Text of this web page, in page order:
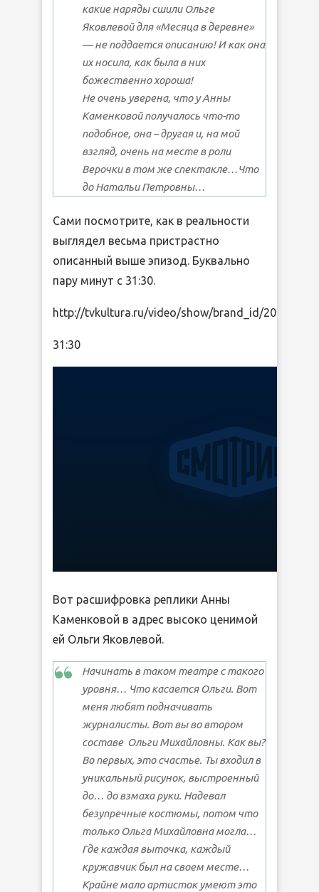
какие наряды сшили Ольге
Яковлевой для «Месяца в деревне»
— не поддается описанию! И как она
их носила, как была в них
божественно хороша!
Не очень уверена, что у Анны
Каменковой получалось что-то
подобное, она – другая и, на мой
взгляд, очень на месте в роли
Верочки в том же спектакле…Что
до Натальи Петровны…
Сами посмотрите, как в реальности
выглядел весьма пристрастно
описанный выше эпизод. Буквально
пару минут с 31:30.
http://tvkultura.ru/video/show/brand_id/20919/
31:30
Вот расшифровка реплики Анны
Каменковой в адрес высоко ценимой
ей Ольги Яковлевой.
Начинать в таком театре с такого
уровня… Что касается Ольги. Вот
меня любят подначивать
журналисты. Вот вы во втором
составе Ольги Михайловны. Как вы?
Во первых, это счастье. Ты входил в
уникальный рисунок, выстроенный
до… до взмаха руки. Надевал
безупречные костюмы, потом что
только Ольга Михайловна могла…
Где каждая выточка, каждый
кружавчик был на своем месте…
Крайне мало артисток умеют это